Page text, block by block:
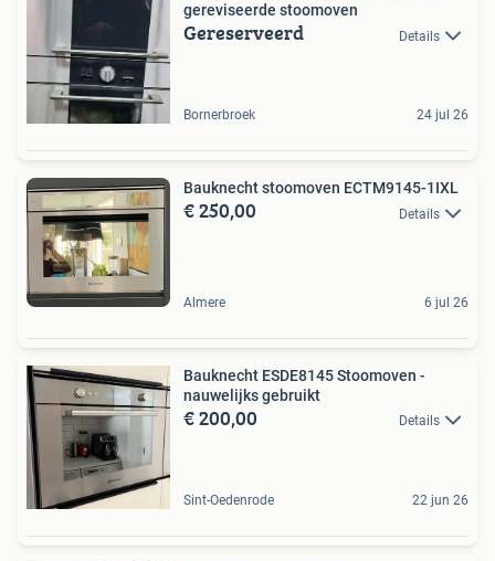
gereviseerde stoomoven
Gereserveerd Details
Bornerbroek 24 jul 26
Bauknecht stoomoven ECTM9145-1IXL
€ 250,00 Details
Almere 6 jul 26
Bauknecht ESDE8145 Stoomoven -
nauwelijks gebruikt
€ 200,00 Details
Sint-Oedenrode 22 jun 26